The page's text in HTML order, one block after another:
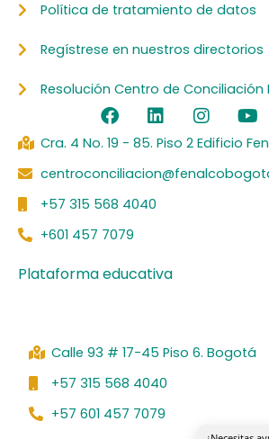
Política de tratamiento de datos
Regístrese en nuestros directorios
Resolución Centro de Conciliación
F
a
c
e
b
o
o
k
L
i
n
e
d
i
I
n
s
t
a
Y
o
u
u
Cra. 4 No. 19 - 85. Piso 2 Edificio
+57 315 568 4040
+601 457 7079
Plataforma educativa
Calle 93 # 17-45 Piso 6. Bogotá
+57 315 568 4040
+57 601 457 7079